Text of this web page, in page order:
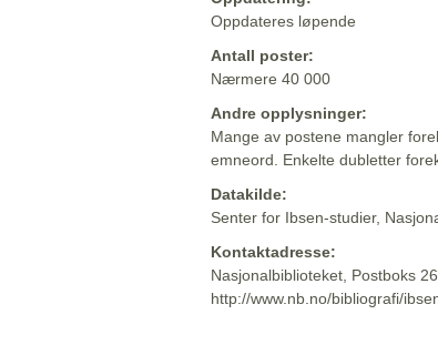
Oppdateres løpende
Antall poster:
Nærmere 40 000
Andre opplysninger:
Mange av postene mangler
emneord. Enkelte dubletter
Datakilde:
Senter for Ibsen-studier,
Kontaktadresse:
Nasjonalbiblioteket, Postboks
http://www.nb.no/bibliografi/